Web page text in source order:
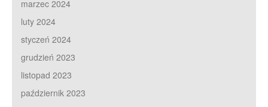
marzec 2024
luty 2024
styczeń 2024
grudzień 2023
listopad 2023
październik 2023